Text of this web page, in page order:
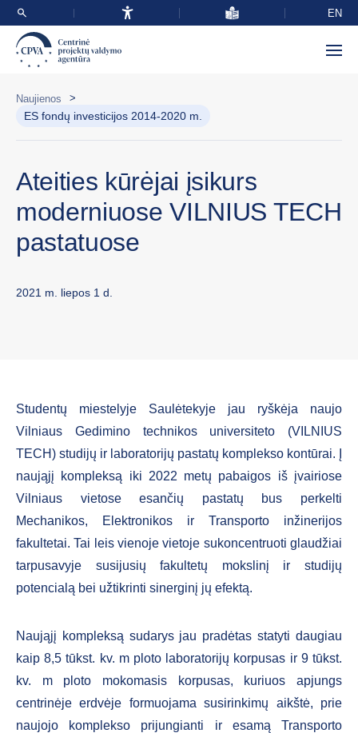
EN
Naujienos >
ES fondų investicijos 2014-2020 m.
Ateities kūrėjai įsikurs
moderniuose VILNIUS TECH
pastatuose
2021 m. liepos 1 d.
Studentų miestelyje Saulėtekyje jau ryškėja naujo
Vilniaus Gedimino technikos universiteto (VILNIUS
TECH) studijų ir laboratorijų pastatų komplekso kontūrai. Į
naująjį kompleksą iki 2022 metų pabaigos iš įvairiose
Vilniaus vietose esančių pastatų bus perkelti
Mechanikos, Elektronikos ir Transporto inžinerijos
fakultetai. Tai leis vienoje vietoje sukoncentruoti glaudžiai
tarpusavyje susijusių fakultetų mokslinį ir studijų
potencialą bei užtikrinti sinerginį jų efektą.
Naująjį kompleksą sudarys jau pradėtas statyti daugiau
kaip 8,5 tūkst. kv. m ploto laboratorijų korpusas ir 9 tūkst.
kv. m ploto mokomasis korpusas, kuriuos apjungs
centrinėje erdvėje formuojama susirinkimų aikštė, prie
naujojo komplekso prijungianti ir esamą Transporto